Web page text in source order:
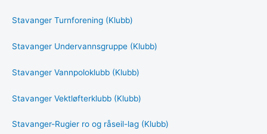
Stavanger Turnforening (Klubb)
Stavanger Undervannsgruppe (Klubb)
Stavanger Vannpoloklubb (Klubb)
Stavanger Vektløfterklubb (Klubb)
Stavanger-Rugier ro og råseil-lag (Klubb)